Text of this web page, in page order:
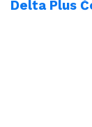
Delta Plus